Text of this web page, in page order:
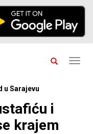
u Sarajevu
i
krajem